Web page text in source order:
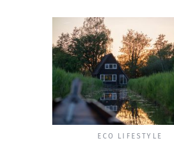
ECO LIFESTYLE